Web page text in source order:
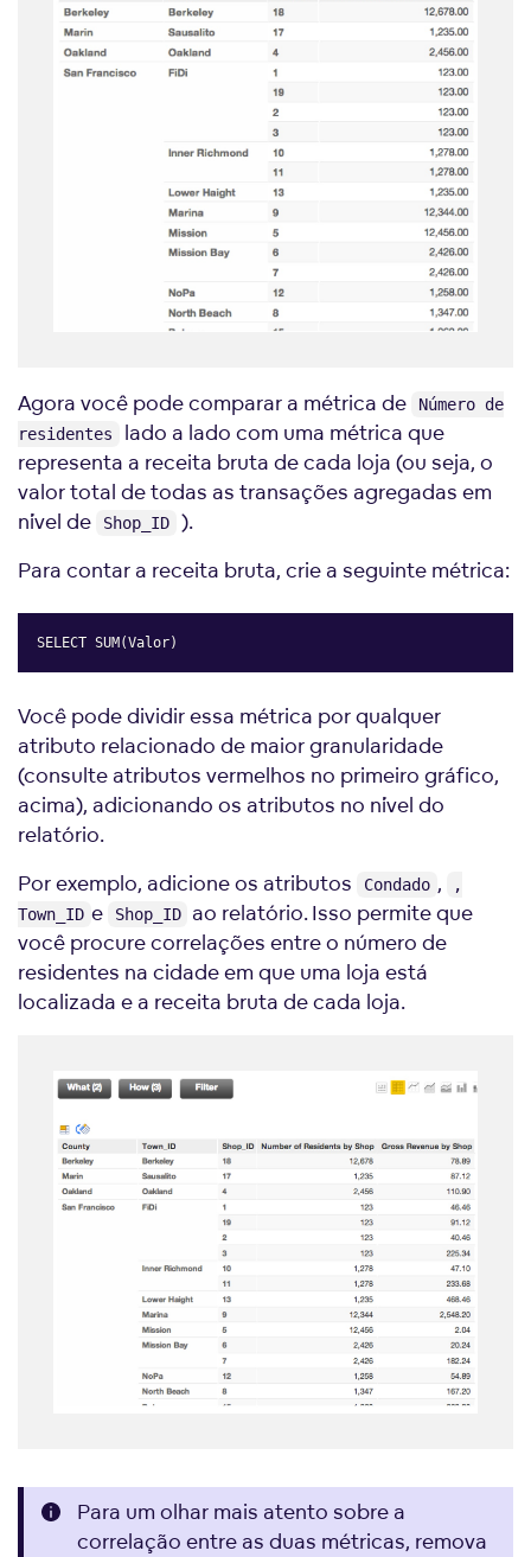
Agora você pode comparar a métrica de
Número de
residentes
lado a lado com uma métrica que
representa a receita bruta de cada loja (ou seja, o
valor total de todas as transações agregadas em
nível de
Shop_ID
).
Para contar a receita bruta, crie a seguinte métrica:
SELECT SUM(Valor)
Você pode dividir essa métrica por qualquer
atributo relacionado de maior granularidade
(consulte atributos vermelhos no primeiro gráfico,
acima), adicionando os atributos no nível do
relatório.
Por exemplo, adicione os atributos
Condado ,
,
Town_ID e Shop_ID
ao relatório. Isso permite que
você procure correlações entre o número de
residentes na cidade em que uma loja está
localizada e a receita bruta de cada loja.
Para um olhar mais atento sobre a
correlação entre as duas métricas, remova